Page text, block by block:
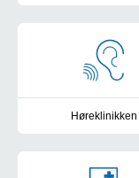
Høreklinikken